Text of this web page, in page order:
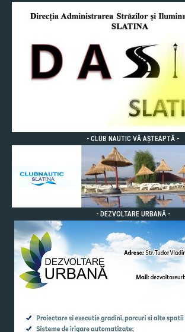
- CLUB NAUTIC VĂ AȘTEAPTĂ -
- DEZVOLTARE URBANĂ -